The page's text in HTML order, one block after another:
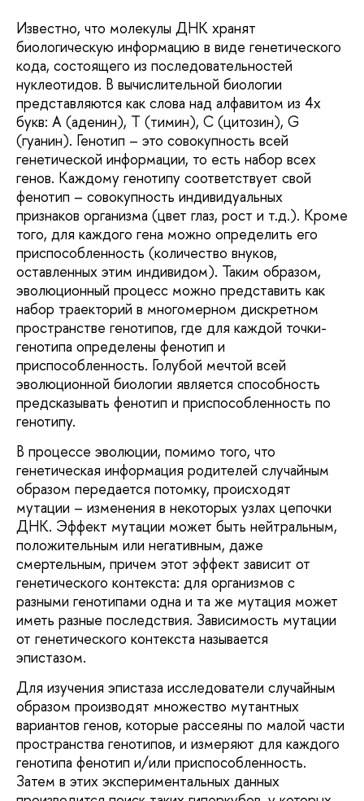
Известно, что молекулы ДНК хранят
биологическую информацию в виде генетического
кода, состоящего из последовательностей
нуклеотидов. В вычислительной биологии
представляются как слова над алфавитом из 4х
букв: A (аденин), T (тимин), C (цитозин), G
(гуанин). Генотип – это совокупность всей
генетической информации, то есть набор всех
генов. Каждому генотипу соответствует свой
фенотип – совокупность индивидуальных
признаков организма (цвет глаз, рост и т.д.). Кроме
того, для каждого гена можно определить его
приспособленность (количество внуков,
оставленных этим индивидом). Таким образом,
эволюционный процесс можно представить как
набор траекторий в многомерном дискретном
пространстве генотипов, где для каждой точки-
генотипа определены фенотип и
приспособленность. Голубой мечтой всей
эволюционной биологии является способность
предсказывать фенотип и приспособленность по
генотипу.
В процессе эволюции, помимо того, что
генетическая информация родителей случайным
образом передается потомку, происходят
мутации – изменения в некоторых узлах цепочки
ДНК. Эффект мутации может быть нейтральным,
положительным или негативным, даже
смертельным, причем этот эффект зависит от
генетического контекста: для организмов с
разными генотипами одна и та же мутация может
иметь разные последствия. Зависимость мутации
от генетического контекста называется
эпистазом.
Для изучения эпистаза исследователи случайным
образом производят множество мутантных
вариантов генов, которые рассеяны по малой части
пространства генотипов, и измеряют для каждого
генотипа фенотип и/или приспособленность.
Затем в этих экспериментальных данных